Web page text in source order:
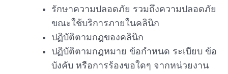
รักษาความปลอดภัย รวมถึงความปลอดภัย
ขณะใช้บริการภายในคลินิก
ปฏิบัติตามกฎของคลินิก
ปฏิบัติตามกฎหมาย ข้อกำหนด ระเบียบ ข้อ
บังคับ หรือการร้องขอใดๆ จากหน่วยงาน